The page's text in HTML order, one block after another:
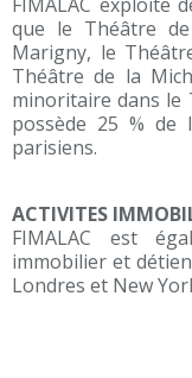
que le Théâtre
Marigny, le
Théâtre de la
minoritaire dans le
possède 25 % de
parisiens.
ACTIVITES
FIMALAC est
immobilier et
Londres et New